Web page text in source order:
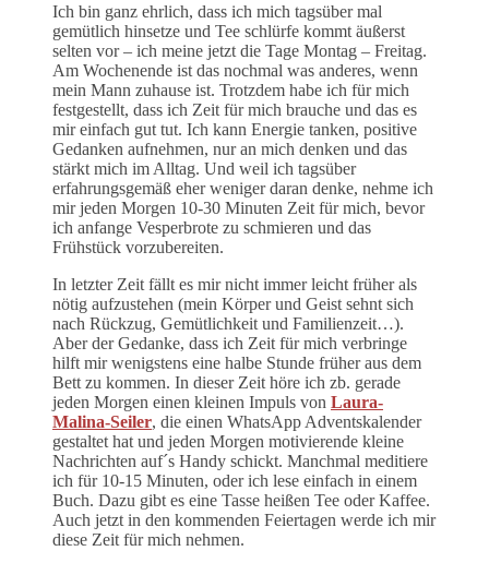
Ich bin ganz ehrlich, dass ich mich tagsüber mal
gemütlich hinsetze und Tee schlürfe kommt äußerst
selten vor – ich meine jetzt die Tage Montag – Freitag.
Am Wochenende ist das nochmal was anderes, wenn
mein Mann zuhause ist. Trotzdem habe ich für mich
festgestellt, dass ich Zeit für mich brauche und das es
mir einfach gut tut. Ich kann Energie tanken, positive
Gedanken aufnehmen, nur an mich denken und das
stärkt mich im Alltag. Und weil ich tagsüber
erfahrungsgemäß eher weniger daran denke, nehme ich
mir jeden Morgen 10-30 Minuten Zeit für mich, bevor
ich anfange Vesperbrote zu schmieren und das
Frühstück vorzubereiten.
In letzter Zeit fällt es mir nicht immer leicht früher als
nötig aufzustehen (mein Körper und Geist sehnt sich
nach Rückzug, Gemütlichkeit und Familienzeit…).
Aber der Gedanke, dass ich Zeit für mich verbringe
hilft mir wenigstens eine halbe Stunde früher aus dem
Bett zu kommen. In dieser Zeit höre ich zb. gerade
jeden Morgen einen kleinen Impuls von Laura-
Malina-Seiler, die einen WhatsApp Adventskalender
gestaltet hat und jeden Morgen motivierende kleine
Nachrichten auf´s Handy schickt. Manchmal meditiere
ich für 10-15 Minuten, oder ich lese einfach in einem
Buch. Dazu gibt es eine Tasse heißen Tee oder Kaffee.
Auch jetzt in den kommenden Feiertagen werde ich mir
diese Zeit für mich nehmen.